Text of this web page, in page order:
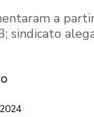
a
sindicato